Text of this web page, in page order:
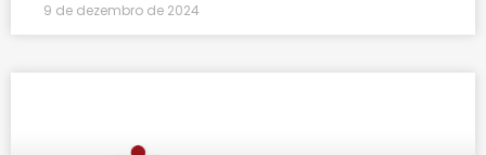
9 de dezembro de 2024